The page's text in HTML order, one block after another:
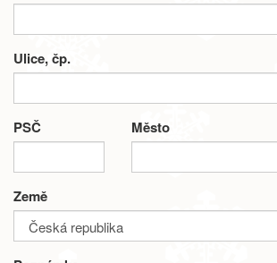
Ulice, čp.
PSČ Město
Země